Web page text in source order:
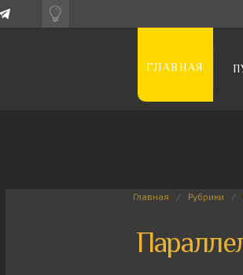
ГЛАВНАЯ
Главная Рубрики